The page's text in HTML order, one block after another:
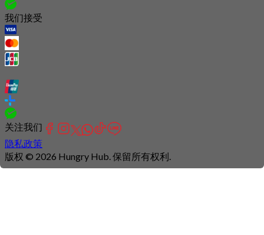
我们接受
关注我们
隐私政策
版权 © 2026 Hungry Hub. 保留所有权利.
Connection